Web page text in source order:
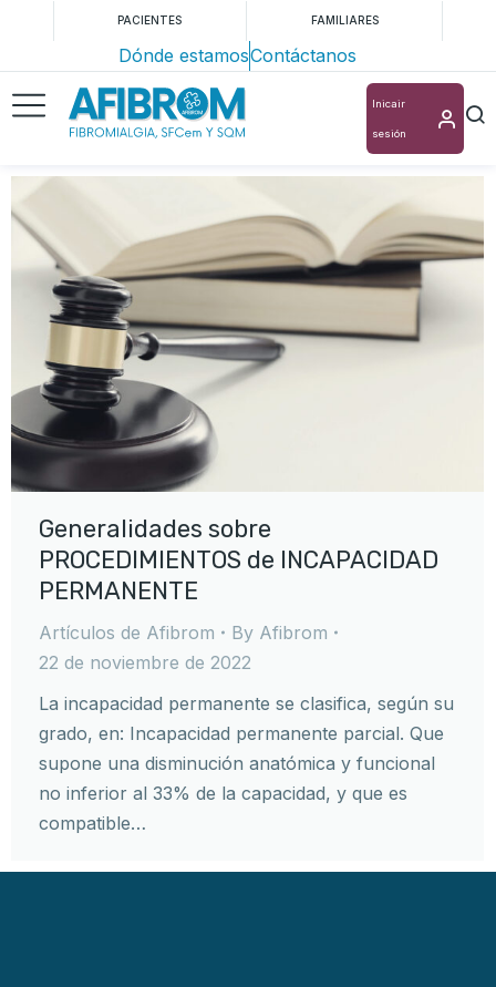
PACIENTES FAMILIARES
Dónde estamosContáctanos
Inicair
sesión
Generalidades sobre
PROCEDIMIENTOS de INCAPACIDAD
PERMANENTE
Artículos de Afibrom By Afibrom
22 de noviembre de 2022
La incapacidad permanente se clasifica, según su
grado, en: Incapacidad permanente parcial. Que
supone una disminución anatómica y funcional
no inferior al 33% de la capacidad, y que es
compatible…